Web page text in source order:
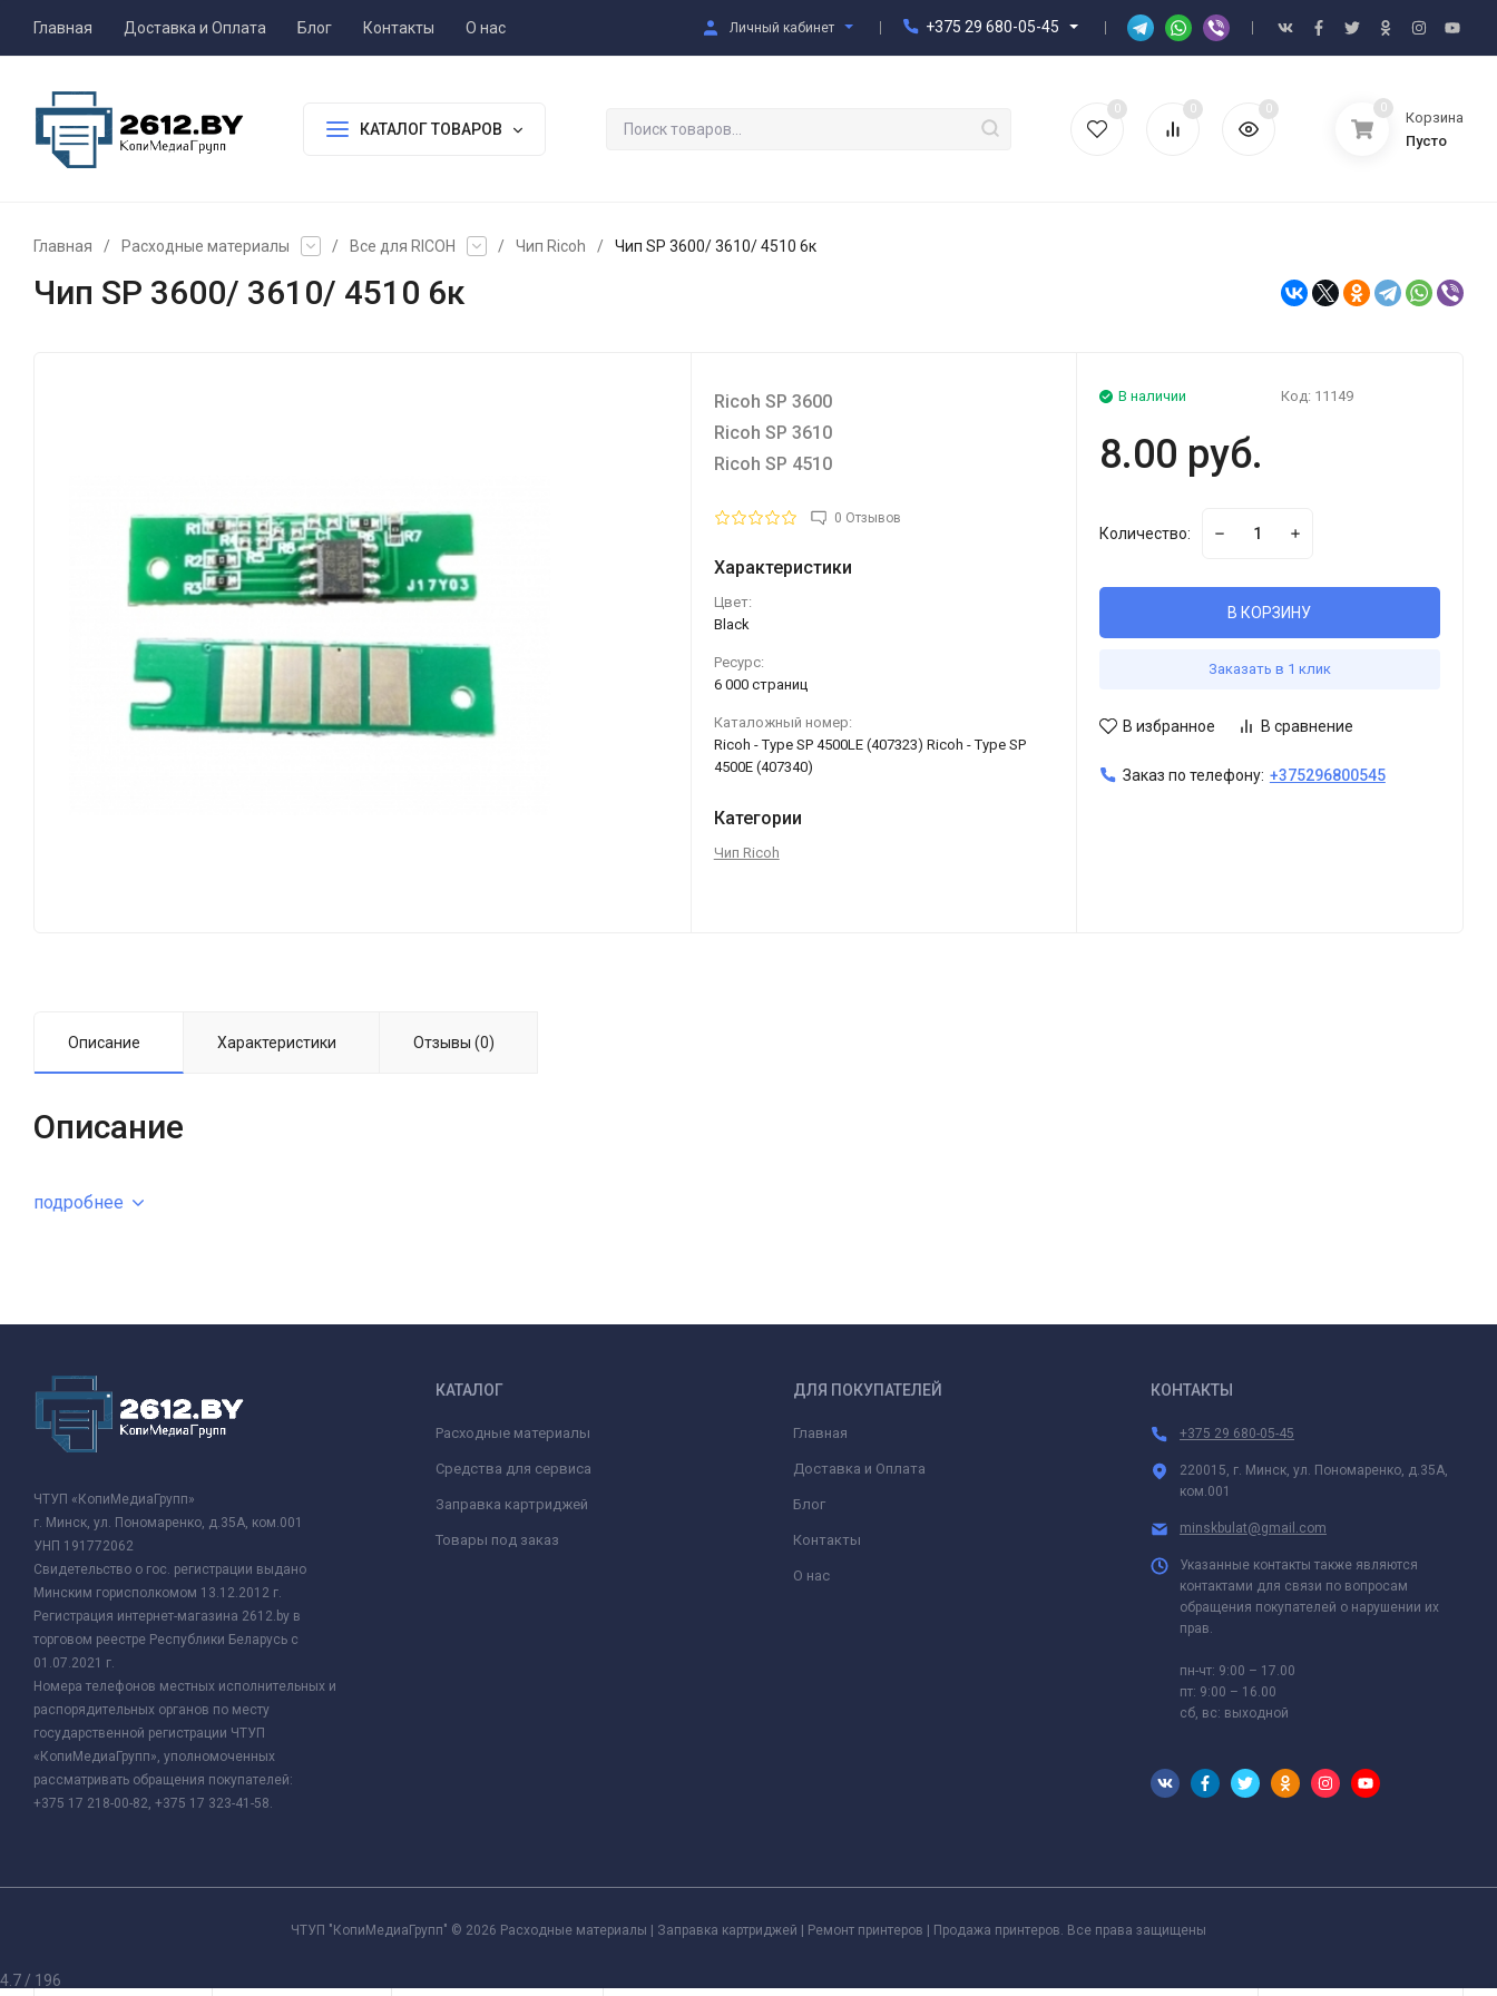
Главная Доставка и Оплата Блог Контакты О нас Личный кабинет +375 29 680-05-45
КАТАЛОГ ТОВАРОВ
0 0 0 0
Корзина
Пусто
Главная / Расходные материалы / Все для RICOH / Чип Ricoh / Чип SP 3600/ 3610/ 4510 6к
Чип SP 3600/ 3610/ 4510 6к
Ricoh SP 3600
Ricoh SP 3610
Ricoh SP 4510
0 Отзывов
Характеристики
Цвет:
Black
Ресурс:
6 000 страниц
Каталожный номер:
Ricoh - Type SP 4500LE (407323) Ricoh - Type SP
4500E (407340)
Категории
Чип Ricoh
В наличии Код: 11149
8.00 руб.
Количество:
В КОРЗИНУ
Заказать в 1 клик
В избранное В сравнение
Заказ по телефону: +375296800545
Описание Характеристики Отзывы (0)
Описание
подробнее
ЧТУП «КопиМедиаГрупп»
г. Минск, ул. Пономаренко, д.35А, ком.001
УНП 191772062
Свидетельство о гос. регистрации выдано
Минским горисполкомом 13.12.2012 г.
Регистрация интернет-магазина 2612.by в
торговом реестре Республики Беларусь с
01.07.2021 г.
Номера телефонов местных исполнительных и
распорядительных органов по месту
государственной регистрации ЧТУП
«КопиМедиаГрупп», уполномоченных
рассматривать обращения покупателей:
+375 17 218-00-82, +375 17 323-41-58.
КАТАЛОГ
Расходные материалы
Средства для сервиса
Заправка картриджей
Товары под заказ
ДЛЯ ПОКУПАТЕЛЕЙ
Главная
Доставка и Оплата
Блог
Контакты
О нас
КОНТАКТЫ
+375 29 680-05-45
220015, г. Минск, ул. Пономаренко, д.35А,
ком.001
minskbulat@gmail.com
Указанные контакты также являются
контактами для связи по вопросам
обращения покупателей о нарушении их
прав.
пн-чт: 9:00 – 17.00
пт: 9:00 – 16.00
сб, вс: выходной
ЧТУП "КопиМедиаГрупп" © 2026 Расходные материалы | Заправка картриджей | Ремонт принтеров | Продажа принтеров. Все права защищены
4.7 / 196